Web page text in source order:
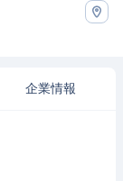
企業情報